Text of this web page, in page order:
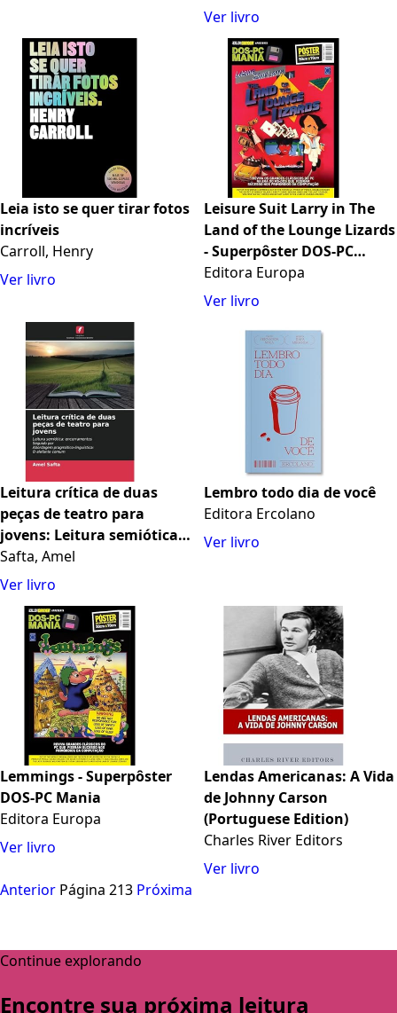
Ver livro
Leia isto se quer tirar fotos
incríveis
Carroll, Henry
Ver livro
Leisure Suit Larry in The
Land of the Lounge Lizards
- Superpôster DOS-PC
Mania
Editora Europa
Ver livro
Leitura crítica de duas
peças de teatro para
jovens: Leitura semiótica:
encerramentosSeguido
porAbordagem
elefante comum
Safta, Amel
Ver livro
Lembro todo dia de você
Editora Ercolano
Ver livro
Lemmings - Superpôster
DOS-PC Mania
Editora Europa
Ver livro
Lendas Americanas: A Vida
de Johnny Carson
(Portuguese Edition)
Charles River Editors
Ver livro
Anterior Página 213 Próxima
Continue explorando
Encontre sua próxima leitura